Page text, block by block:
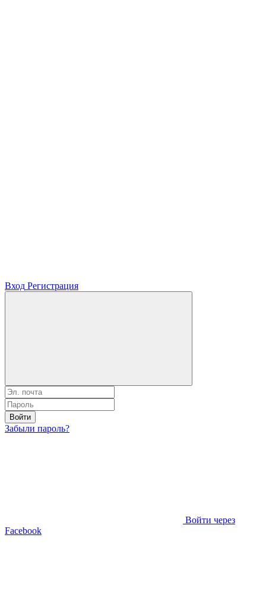
Вход Регистрация
Войти
Забыли пароль?
Войти через
Facebook